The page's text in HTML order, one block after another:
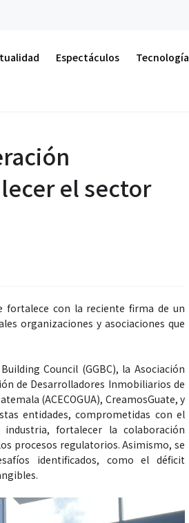
Espectáculos Tecnología
el sector
fortalece con la reciente firma de un
organizaciones y asociaciones que
Council (GGBC), la Asociación
de Desarrolladores Inmobiliarios de
(ACECOGUA), CreamosGuate, y
entidades, comprometidas con el
fortalecer la colaboración
procesos regulatorios. Asimismo, se
identificados, como el déficit